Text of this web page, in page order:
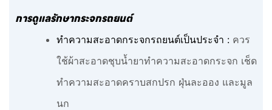
การดูแลรักษากระจกรถยนต์
ทำความสะอาดกระจกรถยนต์เป็นประจำ : ควร
ใช้ผ้าสะอาดชุบน้ำยาทำความสะอาดกระจก เช็ด
ทำความสะอาดคราบสกปรก ฝุ่นละออง และมูล
นก